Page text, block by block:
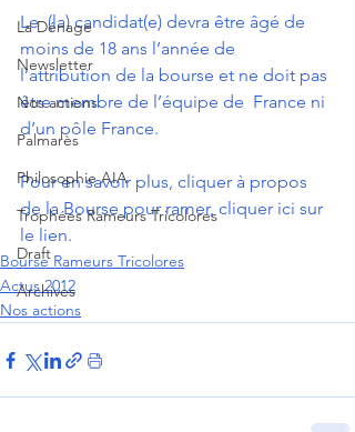
La Dénage
Newsletter
Nos actions
Palmarès
Philosophie AIA
Trophées Rameurs Tricolores
Draft
Archives
Le  (la) candidat(e) devra être âgé de
moins de 18 ans l’année de
l’attribution de la bourse et ne doit pas
être membre de l’équipe de  France ni
d’un pôle France.
Pour en savoir plus, cliquer à propos
de la Bourse pour ramer, cliquer ici sur
le lien.
Bourse Rameurs Tricolores
Actus 2012
Nos actions